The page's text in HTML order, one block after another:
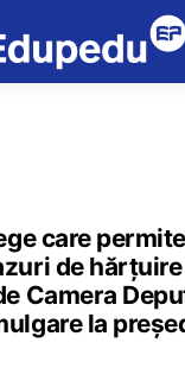
care
de
Camera
la